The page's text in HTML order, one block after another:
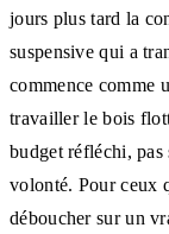
jours plus tard la
suspensive qui a
commence comme
travailler le bois
budget réfléchi, pas
volonté. Pour ceux
déboucher sur un